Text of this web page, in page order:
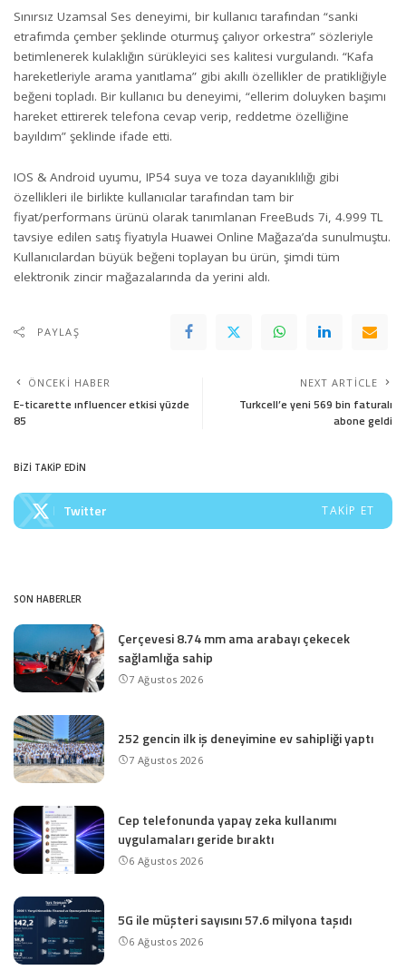
Sınırsız Uzamsal Ses deneyimi, bir kullanıcı tarafından “sanki
etrafımda çember şeklinde oturmuş çalıyor orkestra” sözleriyle
betimlenerek kulaklığın sürükleyici ses kalitesi vurgulandı. “Kafa
hareketleriyle arama yanıtlama” gibi akıllı özellikler de pratikliğiyle
beğeni topladı. Bir kullanıcı bu deneyimi, “ellerim doluyken başımı
hareket ettirerek telefona cevap verip, reddetme özelliğine
bayıldım” şeklinde ifade etti.
IOS & Android uyumu, IP54 suya ve toza dayanıklılığı gibi
özellikleri ile birlikte kullanıcılar tarafından tam bir
fiyat/performans ürünü olarak tanımlanan FreeBuds 7i, 4.999 TL
tavsiye edilen satış fiyatıyla Huawei Online Mağaza’da sunulmuştu.
Kullanıcılardan büyük beğeni toplayan bu ürün, şimdi tüm
elektronik zincir mağazalarında da yerini aldı.
PAYLAŞ
ÖNCEKI HABER
E-ticarette ınfluencer etkisi yüzde
85
NEXT ARTICLE
Turkcell’e yeni 569 bin faturalı
abone geldi
BİZİ TAKİP EDİN
Twitter TAKIP ET
SON HABERLER
Çerçevesi 8.74 mm ama arabayı çekecek
sağlamlığa sahip
7 Ağustos 2026
252 gencin ilk iş deneyimine ev sahipliği yaptı
7 Ağustos 2026
Cep telefonunda yapay zeka kullanımı
uygulamaları geride bıraktı
6 Ağustos 2026
5G ile müşteri sayısını 57.6 milyona taşıdı
6 Ağustos 2026